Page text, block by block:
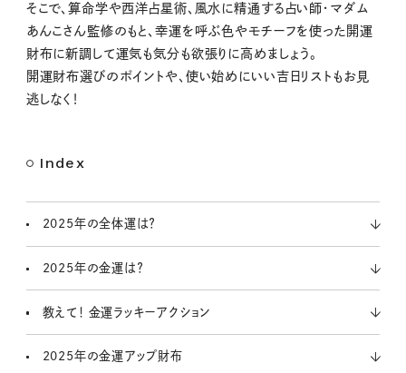
そこで、算命学や西洋占星術、風水に精通する占い師・マダム
あんこさん監修のもと、幸運を呼ぶ色やモチーフを使った開運
財布に新調して運気も気分も欲張りに高めましょう。
開運財布選びのポイントや、使い始めにいい吉日リストもお見
逃しなく！
Index
2025年の全体運は？
2025年の金運は？
教えて！ 金運ラッキーアクション
2025年の金運アップ財布